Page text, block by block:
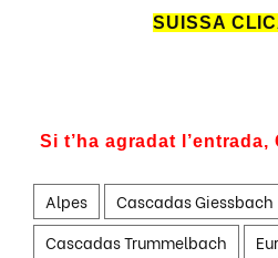
SUISSA
Si t’ha agradat l’entrada,
Alpes
Cascadas Giessbach
Cascadas Trummelbach